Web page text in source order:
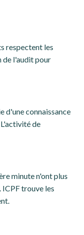
respectent les
de l'audit pour
d'une connaissance
de
minute n'ont plus
trouve les